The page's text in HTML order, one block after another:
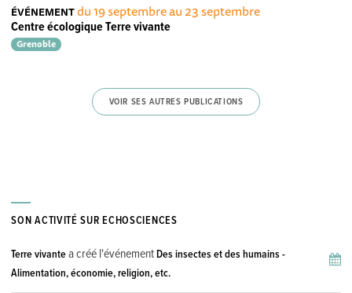
ÉVÉNEMENTdu 19 septembre au 23 septembre
Centre écologique Terre vivante
Grenoble
VOIR SES AUTRES PUBLICATIONS
SON ACTIVITÉ SUR ECHOSCIENCES
Terre vivantea créé l'événementDes insectes et des humains -
Alimentation, économie, religion, etc.